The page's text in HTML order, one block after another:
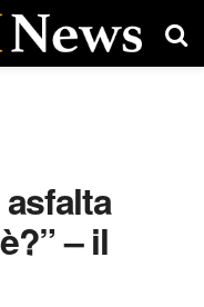
– il